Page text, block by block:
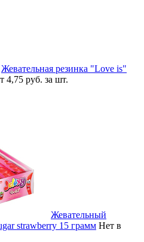
Жевательная резинка "Love is"
4,75 руб. за шт.
Жевательный
strawberry 15 грамм Нет в